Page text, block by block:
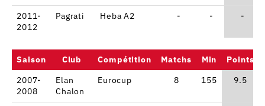
2011-
2012
Pagrati Heba A2 - - -
Saison Club Compétition Matchs Min Points
2007-
2008
Elan
Chalon
Eurocup 8 155 9.5